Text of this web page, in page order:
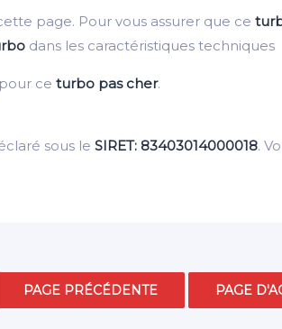
page. Pour vous assurer que ce
dans les caractéristiques techniques
ce turbo pas cher.
sous le SIRET: 83403014000018.